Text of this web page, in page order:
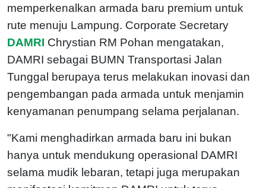
memperkenalkan armada baru premium untuk
rute menuju Lampung. Corporate Secretary
DAMRI Chrystian RM Pohan mengatakan,
DAMRI sebagai BUMN Transportasi Jalan
Tunggal berupaya terus melakukan inovasi dan
pengembangan pada armada untuk menjamin
kenyamanan penumpang selama perjalanan.
"Kami menghadirkan armada baru ini bukan
hanya untuk mendukung operasional DAMRI
selama mudik lebaran, tetapi juga merupakan